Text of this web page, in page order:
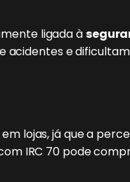
ligada à
e
lojas, já que a
IRC 70 pode